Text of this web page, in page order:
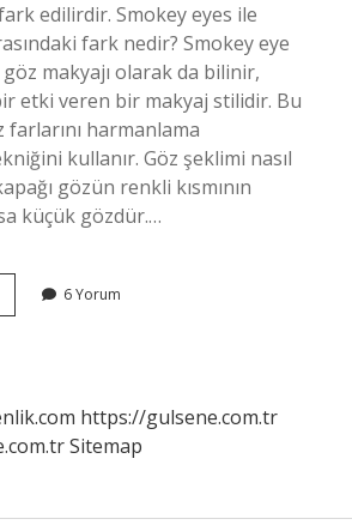
edilirdir. Smokey eyes ile
fark nedir? Smokey eye
göz makyajı olarak da bilinir,
etki veren bir makyaj stilidir. Bu
harmanlama
kullanır. Göz şeklimi nasıl
gözün renkli kısmının
küçük gözdür.…
6 Yorum
https://gulsene.com.tr
Sitemap